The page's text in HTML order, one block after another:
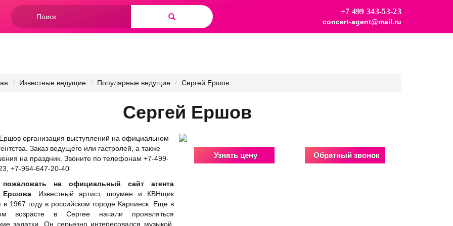
Форма
поиска
+7 499 343-53-23
concert-agent@mail.ru
Известные ведущие Популярные ведущие Сергей Ершов
Сергей Ершов
Узнать цену Обратный звонок
организация выступлений на официальном
Заказ ведущего или гастролей, а также
на праздник. Звоните по телефонам +7-499-
+7-964-647-20-40
на официальный сайт агента
Ершовa. Известный артист, шоумен и КВНщик
в 1967 году в российском городе Карпинск. Еще в
возрасте в Сергее начали проявляться
задатки. Он серьезно интересовался музыкой,